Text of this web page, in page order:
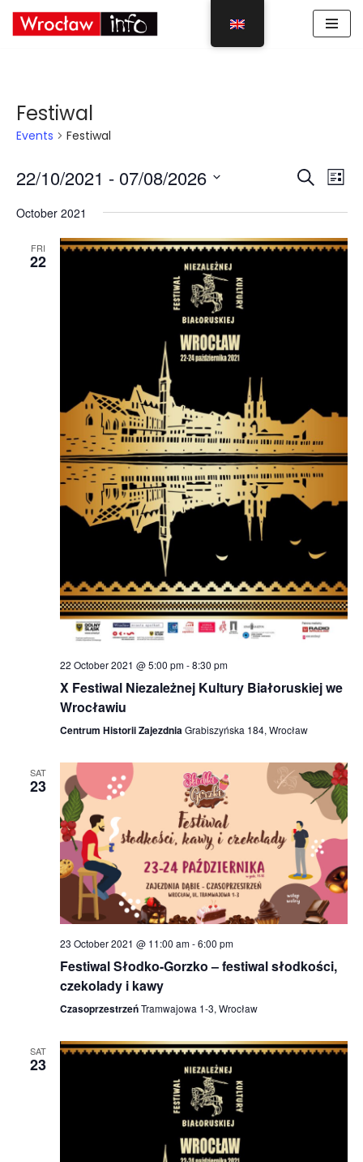
Festiwal
Events Festiwal
and
Search
List
22/10/2021 - 07/08/2026
date.
October 2021
FRI
22
22 October 2021 @ 5:00 pm-8:30 pm
X Festiwal Niezależnej Kultury Białoruskiej we
Wrocławiu
Centrum Historii ZajezdniaGrabiszyńska 184, Wrocław
SAT
23
23 October 2021 @ 11:00 am-6:00 pm
Festiwal Słodko-Gorzko – festiwal słodkości,
czekolady i kawy
CzasoprzestrzeńTramwajowa 1-3, Wrocław
SAT
23